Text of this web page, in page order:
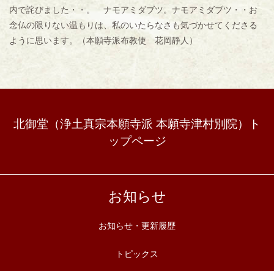
内で詫びました・・。 ナモアミダブツ。ナモアミダブツ・・お
念仏の限りない温もりは、私のいたらなさも気づかせてくださる
ように思います。（本願寺派布教使 花岡静人）
北御堂（浄土真宗本願寺派 本願寺津村別院）ト
ップページ
お知らせ
お知らせ・更新履歴
トピックス